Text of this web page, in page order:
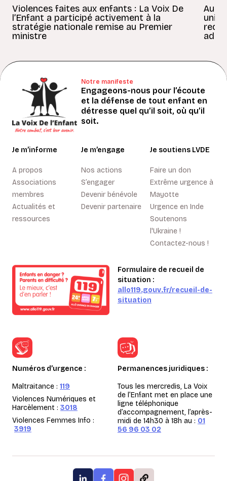
Violences faites aux enfants : La Voix De
l’Enfant a participé activement à la
stratégie nationale remise au Premier
ministre
Au
Notre manifeste
Engageons-nous pour l’écoute
et la défense de tout enfant en
détresse quel qu’il soit, où qu’il
soit.
Je m’informe
A propos
Associations
membres
Actualités et
ressources
Je m’engage
Nos actions
S’engager
Devenir bénévole
Devenir partenaire
Je soutiens LVDE
Faire un don
Extrême urgence à
Mayotte
Urgence en Inde
Soutenons
l'Ukraine !
Contactez-nous !
Formulaire de recueil de
situation :
allo119.gouv.fr/recueil-de-
situation
Numéros d’urgence :
Maltraitance : 119
Violences Numériques et
Harcèlement : 3018
Violences Femmes Info :
3919
Permanences juridiques :
Tous les mercredis, La Voix
de l’Enfant met en place une
ligne téléphonique
d’accompagnement, l’après-
midi de 14h30 à 18h au : 01
56 96 03 02